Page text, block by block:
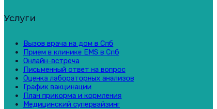
Услуги
Вызов врача на дом в Спб
Прием в клинике EMS в Спб
Онлайн-встреча
Письменный ответ на вопрос
Оценка лабораторных анализов
График вакцинации
План прикорма и кормления
Медицинский супервайзинг